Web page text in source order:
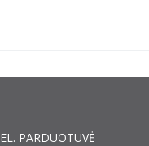
EL. PARDUOTUVĖ